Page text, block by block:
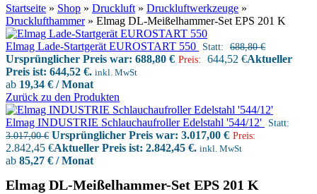
Startseite » Shop » Druckluft » Druckluftwerkzeuge »
Drucklufthammer» Elmag DL-Meißelhammer-Set EPS 201 K
Elmag Lade-Startgerät EUROSTART 550 Statt: 688,80€
Ursprünglicher Preis war: 688,80 € Preis: 644,52 €Aktueller
Preis ist: 644,52 €. inkl. MwSt
ab 19,34 € / Monat
Zurück zu den Produkten
Elmag INDUSTRIE Schlauchaufroller Edelstahl '544/12'
Statt:
3.017,00€ Ursprünglicher Preis war: 3.017,00 € Preis:
2.842,45 €Aktueller Preis ist: 2.842,45 €. inkl. MwSt
ab 85,27 € / Monat
Elmag DL-Meißelhammer-Set EPS 201 K